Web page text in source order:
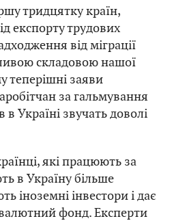
тридцятку країн,
експорту трудових
від міграції
складовою нашої
теперішні заяви
за гальмування
Україні звучать доволі
які працюють за
в Україну більше
іноземні інвестори і дає
фонд. Експерти